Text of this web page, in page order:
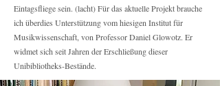
Eintagsfliege sein. (lacht) Für das aktuelle Projekt brauche
ich überdies Unterstützung vom hiesigen Institut für
Musikwissenschaft, von Professor Daniel Glowotz. Er
widmet sich seit Jahren der Erschließung dieser
Unibibliotheks-Bestände.